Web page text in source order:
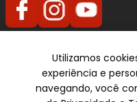
Utilizamos
experiência e
navegando, você